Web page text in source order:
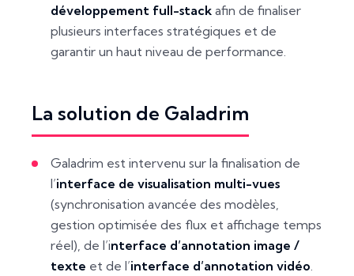
développement full-stack afin de finaliser
plusieurs interfaces stratégiques et de
garantir un haut niveau de performance.
La solution de Galadrim
Galadrim est intervenu sur la finalisation de
l’interface de visualisation multi-vues
(synchronisation avancée des modèles,
gestion optimisée des flux et affichage temps
réel), de l’interface d’annotation image /
texte et de l’interface d’annotation vidéo.